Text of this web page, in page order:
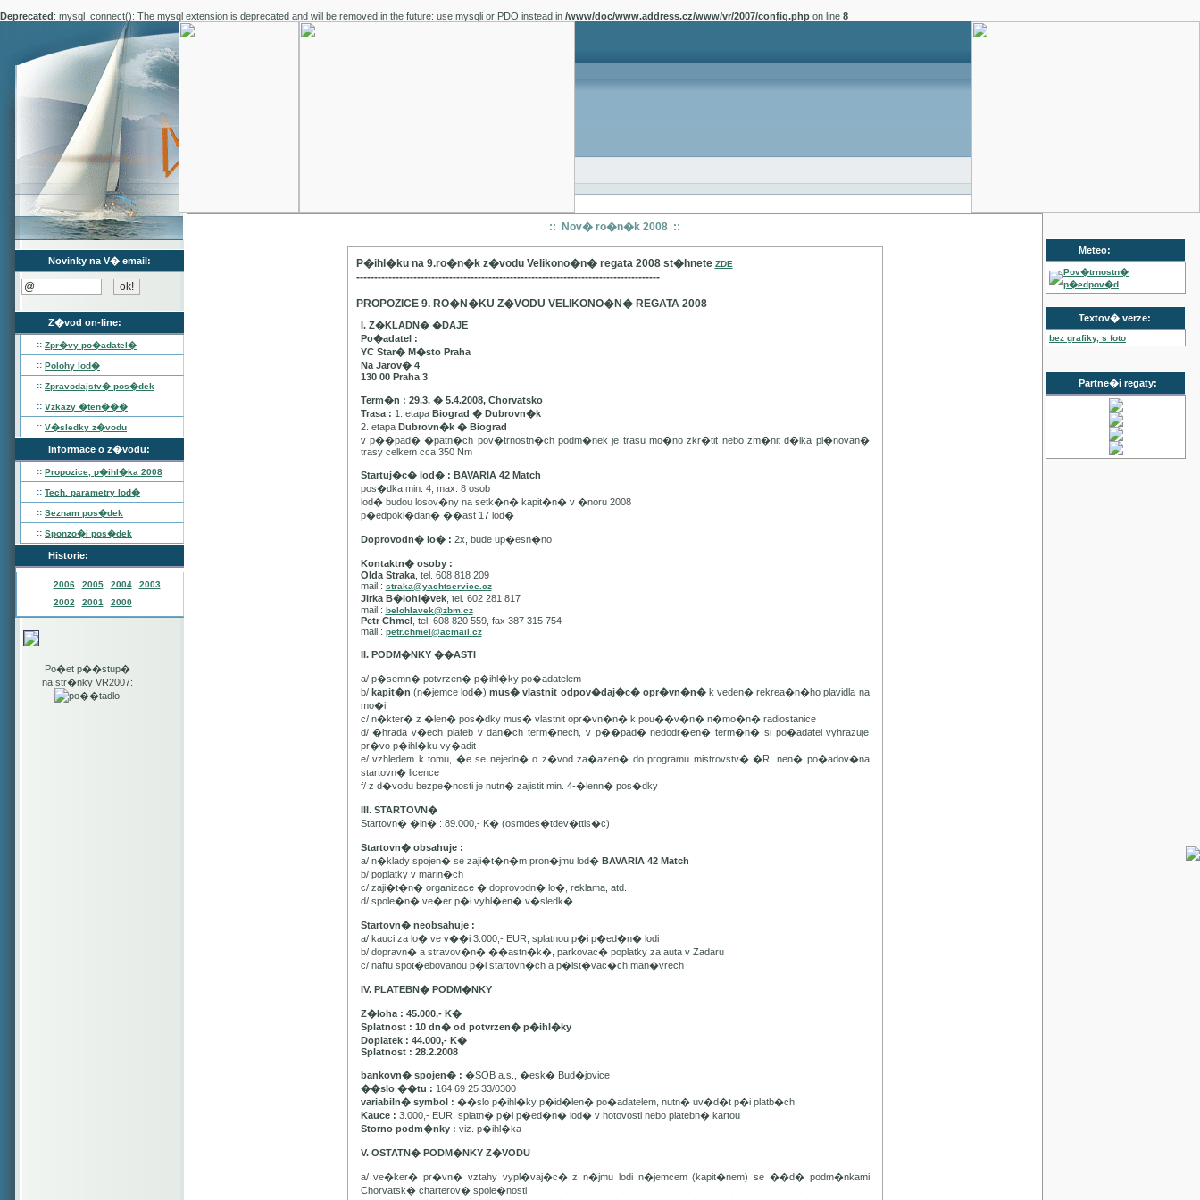
Deprecated: mysql_connect(): The mysql extension is deprecated and will be removed in the future: use mysqli or PDO instead in /www/doc/www.address.cz/www/vr/2007/config.php on line 8
Novinky na V� email:
Z�vod on-line:
:: Zpr�vy po�adatel�
:: Polohy lod�
:: Zpravodajstv� pos�dek
:: Vzkazy �ten���
:: V�sledky z�vodu
Informace o z�vodu:
:: Propozice, p�ihl�ka 2008
:: Tech. parametry lod�
:: Seznam pos�dek
:: Sponzo�i pos�dek
Historie:
2006 2005 2004
2003
2002
2001 2000
Po�et p��stup�
na str�nky VR2007:
:: Nov� ro�n�k 2008 ::
P�ihl�ku na 9.ro�n�k z�vodu Velikono�n� regata 2008 st�hnete ZDE
-------------------------------------------------------------------------------------
PROPOZICE 9. RO�N�KU Z�VODU VELIKONO�N� REGATA 2008
I. Z�KLADN� �DAJE
Po�adatel :
YC Star� M�sto Praha
Na Jarov� 4
130 00 Praha 3
Term�n : 29.3. � 5.4.2008, Chorvatsko
Trasa : 1. etapa Biograd � Dubrovn�k
2. etapa Dubrovn�k � Biograd
v p��pad� �patn�ch pov�trnostn�ch podm�nek je trasu mo�no zkr�tit nebo zm�nit d�lka pl�novan�
trasy celkem cca 350 Nm
Startuj�c� lod� : BAVARIA 42 Match
pos�dka min. 4, max. 8 osob
lod� budou losov�ny na setk�n� kapit�n� v �noru 2008
p�edpokl�dan� ��ast 17 lod�
Doprovodn� lo� : 2x, bude up�esn�no
Kontaktn� osoby :
Olda Straka, tel. 608 818 209
mail : straka@yachtservice.cz
Jirka B�lohl�vek, tel. 602 281 817
mail : belohlavek@zbm.cz
Petr Chmel, tel. 608 820 559, fax 387 315 754
mail : petr.chmel@acmail.cz
II. PODM�NKY ��ASTI
a/ p�semn� potvrzen� p�ihl�ky po�adatelem
b/ kapit�n (n�jemce lod�) mus� vlastnit odpov�daj�c� opr�vn�n� k veden� rekrea�n�ho plavidla na
mo�i
c/ n�kter� z �len� pos�dky mus� vlastnit opr�vn�n� k pou��v�n� n�mo�n� radiostanice
d/ �hrada v�ech plateb v dan�ch term�nech, v p��pad� nedodr�en� term�n� si po�adatel vyhrazuje
pr�vo p�ihl�ku vy�adit
e/ vzhledem k tomu, �e se nejedn� o z�vod za�azen� do programu mistrovstv� �R, nen� po�adov�na
startovn� licence
f/ z d�vodu bezpe�nosti je nutn� zajistit min. 4-�lenn� pos�dky
III. STARTOVN�
Startovn� �in� : 89.000,- K� (osmdes�tdev�ttis�c)
Startovn� obsahuje :
a/ n�klady spojen� se zaji�t�n�m pron�jmu lod� BAVARIA 42 Match
b/ poplatky v marin�ch
c/ zaji�t�n� organizace � doprovodn� lo�, reklama, atd.
d/ spole�n� ve�er p�i vyhl�en� v�sledk�
Startovn� neobsahuje :
a/ kauci za lo� ve v��i 3.000,- EUR, splatnou p�i p�ed�n� lodi
b/ dopravn� a stravov�n� ��astn�k�, parkovac� poplatky za auta v Zadaru
c/ naftu spot�ebovanou p�i startovn�ch a p�ist�vac�ch man�vrech
IV. PLATEBN� PODM�NKY
Z�loha : 45.000,- K�
Splatnost : 10 dn� od potvrzen� p�ihl�ky
Doplatek : 44.000,- K�
Splatnost : 28.2.2008
bankovn� spojen� : �SOB a.s., �esk� Bud�jovice
��slo ��tu : 164 69 25 33/0300
variabiln� symbol : ��slo p�ihl�ky p�id�len� po�adatelem, nutn� uv�d�t p�i platb�ch
Kauce : 3.000,- EUR, splatn� p�i p�ed�n� lod� v hotovosti nebo platebn� kartou
Storno podm�nky : viz. p�ihl�ka
V. OSTATN� PODM�NKY Z�VODU
a/ ve�ker� pr�vn� vztahy vypl�vaj�c� z n�jmu lodi n�jemcem (kapit�nem) se ��d� podm�nkami
Chorvatsk� charterov� spole�nosti
Meteo:
Pov�trnostn�
p�edpov�d
Textov� verze:
bez grafiky, s foto
Partne�i regaty: